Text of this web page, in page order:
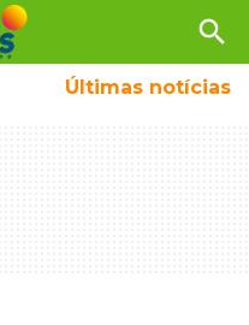
search
Últimas notícias